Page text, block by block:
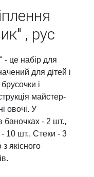
, рус
- це набір для
для дітей і
і
майстер-
овочі. У
баночках - 2 шт.,
- 10 шт., Стеки - 3
якісного